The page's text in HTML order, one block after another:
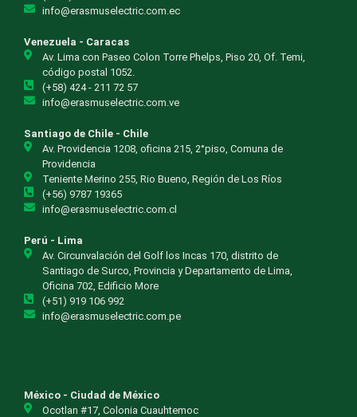
info@erasmuselectric.com.ec
Venezuela - Caracas
Av. Lima con Paseo Colon Torre Phelps, Piso 20, Of. Temi,
código postal 1052.
(+58) 424 - 211 72 57
info@erasmuselectric.com.ve
Santiago de Chile - Chile
Av. Providencia 1208, oficina 215, 2°piso, Comuna de
Providencia
Teniente Merino 255, Rio Bueno, Región de Los Ríos
(+56) 9787 19365
info@erasmuselectric.com.cl
Perú - Lima
Av. Circunvalación del Golf los Incas 170, distrito de
Santiago de Surco, Provincia y Departamento de Lima,
Oficina 702, Edificio More
(+51) 919 106 992
info@erasmuselectric.com.pe
México - Ciudad de México
Ocotlan #17, Colonia Cuauhtemoc